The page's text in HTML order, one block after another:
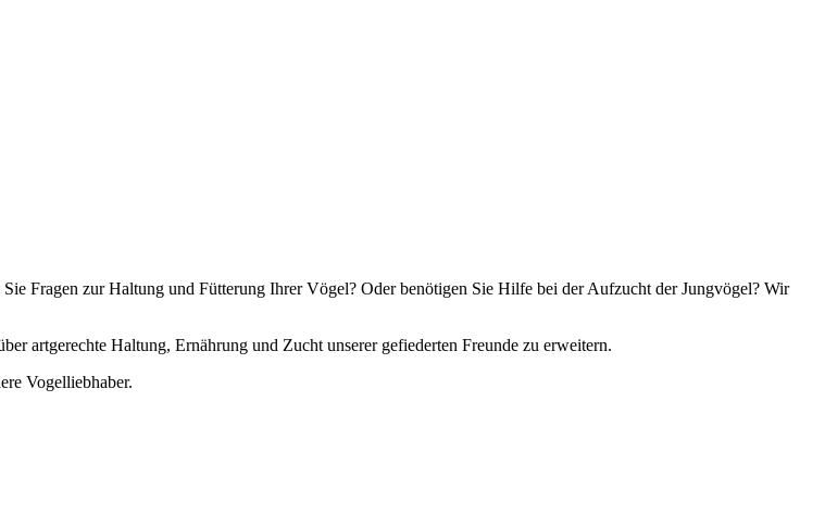
Fragen zur Haltung und Fütterung Ihrer Vögel? Oder benötigen Sie Hilfe bei der Aufzucht der Jungvögel? Wir
artgerechte Haltung, Ernährung und Zucht unserer gefiederten Freunde zu erweitern.
Vogelliebhaber.